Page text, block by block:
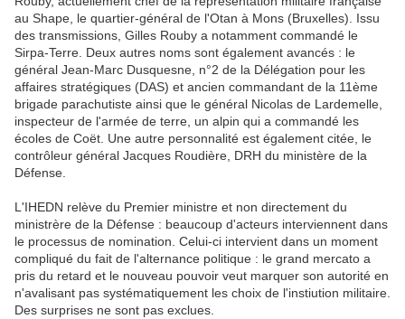
au Shape, le quartier-général de l'Otan à Mons (Bruxelles). Issu
des transmissions, Gilles Rouby a notamment commandé le
Sirpa-Terre. Deux autres noms sont également avancés : le
général Jean-Marc Dusquesne, n°2 de la Délégation pour les
affaires stratégiques (DAS) et ancien commandant de la 11ème
brigade parachutiste ainsi que le général Nicolas de Lardemelle,
inspecteur de l'armée de terre, un alpin qui a commandé les
écoles de Coët. Une autre personnalité est également citée, le
contrôleur général Jacques Roudière, DRH du ministère de la
Défense.
L'IHEDN relève du Premier ministre et non directement du
ministrère de la Défense : beaucoup d'acteurs interviennent dans
le processus de nomination. Celui-ci intervient dans un moment
compliqué du fait de l'alternance politique : le grand mercato a
pris du retard et le nouveau pouvoir veut marquer son autorité en
n'avalisant pas systématiquement les choix de l'instiution militaire.
Des surprises ne sont pas exclues.